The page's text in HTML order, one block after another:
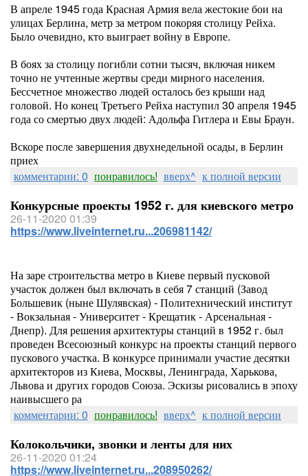
В апреле 1945 года Красная Армия вела жестокие бои на
улицах Берлина, метр за метром покоряя столицу Рейха.
Было очевидно, кто выиграет войну в Европе.
В боях за столицу погибли сотни тысяч, включая никем
точно не учтенные жертвы среди мирного населения.
Бессчетное множество людей осталось без крыши над
головой. Но конец Третьего Рейха наступил 30 апреля 1945
года со смертью двух людей: Адольфа Гитлера и Евы Браун.
Вскоре после завершения двухнедельной осады, в Берлин
приех
комментарии: 0 понравилось! вверх^ к полной версии
Конкурсные проекты 1952 г. для киевского метро
26-11-2020 01:39
https://www.liveinternet.ru...206981142/
На заре строительства метро в Киеве первый пусковой
участок должен был включать в себя 7 станций (Завод
Большевик (ныне Шулявская) - Политехнический институт
- Вокзальная - Университет - Крещатик - Арсенальная -
Днепр). Для решения архитектуры станций в 1952 г. был
проведен Всесоюзный конкурс на проекты станций первого
пускового участка. В конкурсе принимали участие десятки
архитекторов из Киева, Москвы, Ленинграда, Харькова,
Львова и других городов Союза. Эскизы рисовались в эпоху
наивысшего ра
комментарии: 0 понравилось! вверх^ к полной версии
Колокольчики, звонки и ленты для них
26-11-2020 01:24
https://www.liveinternet.ru...208950262/